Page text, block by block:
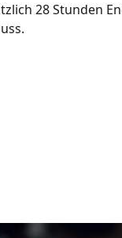
28 Stunden